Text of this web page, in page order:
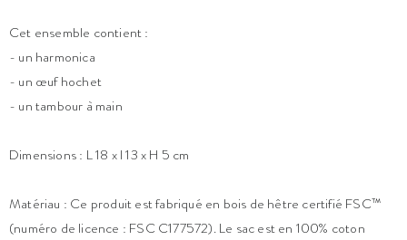
Cet ensemble contient :
- un harmonica
- un œuf hochet
- un tambour à main
Dimensions : L 18 x l 13 x H 5 cm
Matériau : Ce produit est fabriqué en bois de hêtre certifié FSC™
(numéro de licence : FSC C177572). Le sac est en 100% coton